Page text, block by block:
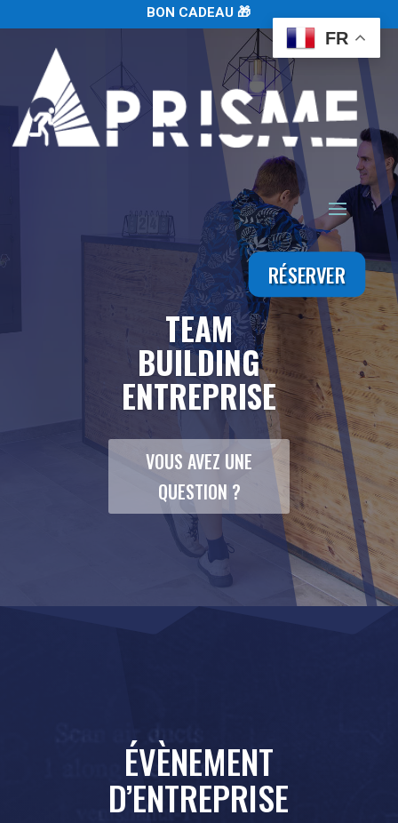
BON CADEAU 🎁
RÉSERVER
TEAM
BUILDING
ENTREPRISE
VOUS AVEZ UNE
QUESTION ?
ÉVÈNEMENT
D’ENTREPRISE
FR